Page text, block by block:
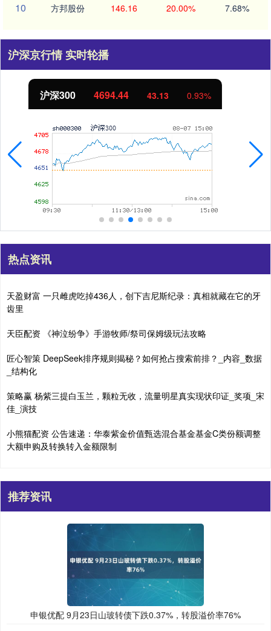
10 方邦股份 146.16 20.00% 7.68%
沪深京行情 实时轮播
北证50 1134.24 11.37 1.01%
热点资讯
天盈财富 一只雌虎吃掉436人，创下吉尼斯纪录：真相就藏在它的牙
齿里
天臣配资 《神泣纷争》手游牧师/祭司保姆级玩法攻略
匠心智策 DeepSeek排序规则揭秘？如何抢占搜索前排？_内容_数据
_结构化
策略赢 杨紫三提白玉兰，颗粒无收，流量明星真实现状印证_奖项_宋
佳_演技
小熊猫配资 公告速递：华泰紫金价值甄选混合基金基金C类份额调整
大额申购及转换转入金额限制
推荐资讯
申银优配 9月23日山玻转债下跌0.37%，转股溢价率76%